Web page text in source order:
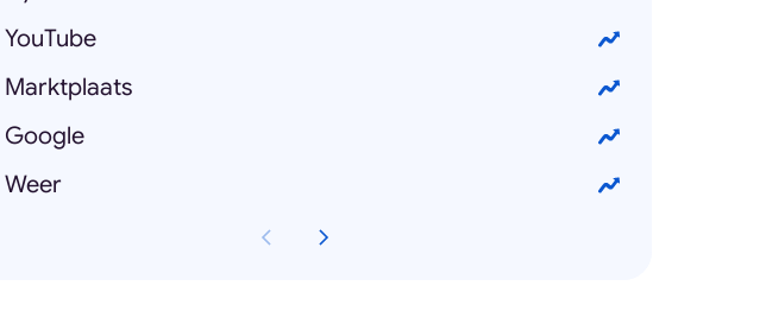
YouTube
Marktplaats
Google
Weer